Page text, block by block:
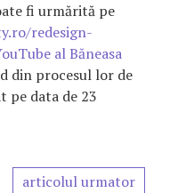
fi urmărită pe
redesign-
al Băneasa
din procesul lor de
pe data de 23
articolul urmator